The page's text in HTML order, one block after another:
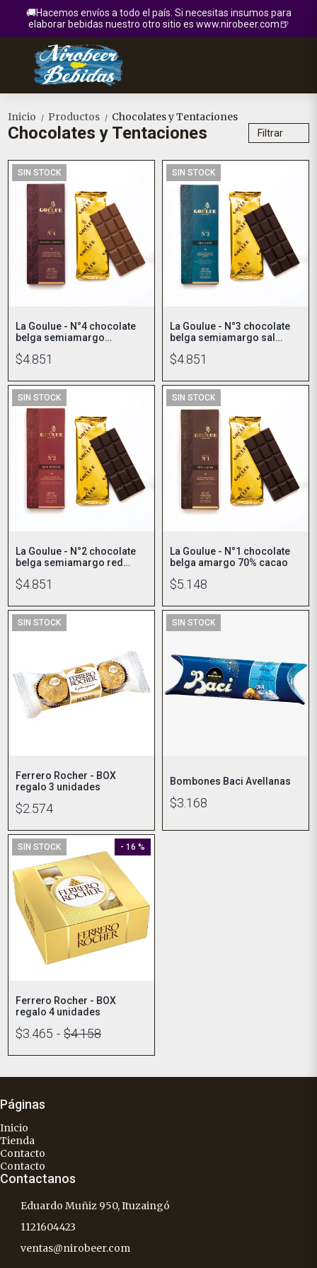
🚚Hacemos envíos a todo el país. Si necesitas insumos para
elaborar bebidas nuestro otro sitio es www.nirobeer.com🍺
Inicio / Productos / Chocolates y Tentaciones
Chocolates y Tentaciones Filtrar
SIN STOCK
La Goulue - N°4 chocolate
belga semiamargo
$4.851
SIN STOCK
La Goulue - N°3 chocolate
belga semiamargo sal
$4.851
SIN STOCK
La Goulue - N°2 chocolate
belga semiamargo red
$4.851
SIN STOCK
La Goulue - N°1 chocolate
belga amargo 70% cacao
$5.148
SIN STOCK
Ferrero Rocher - BOX
regalo 3 unidades
$2.574
SIN STOCK
Bombones Baci Avellanas
$3.168
SIN STOCK - 16 %
Ferrero Rocher - BOX
regalo 4 unidades
$3.465 - $4.158
Páginas
Inicio
Tienda
Contacto
Contacto
Contactanos
Eduardo Muñiz 950, Ituzaingó
1121604423
ventas@nirobeer.com